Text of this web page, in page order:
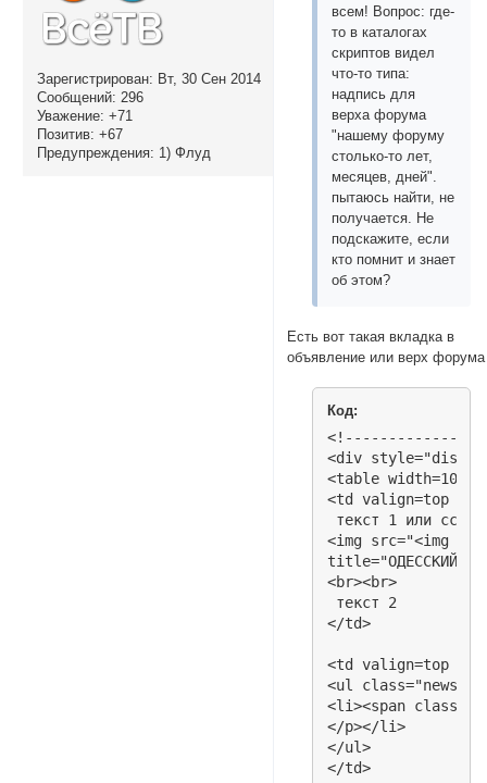
Зарегистрирован: Вт, 30 Сен 2014
Сообщений: 296
Уважение: +71
Позитив: +67
Предупреждения: 1) Флуд
всем! Вопрос: где-
то в каталогах
скриптов видел
что-то типа:
надпись для
верха форума
"нашему форуму
столько-то лет,
месяцев, дней".
пытаюсь найти, не
получается. Не
подскажите, если
кто помнит и знает
об этом?
Есть вот такая вкладка в
объявление или верх форума
Код:
<div
<table
<td valign=top
текст 1 или
<img src="<img
title="ОДЕССКИЙ
<br><br>
текст 2
</td>
<td valign=top
<ul class="news">
<li><span
</p></li>
</ul>
</td>